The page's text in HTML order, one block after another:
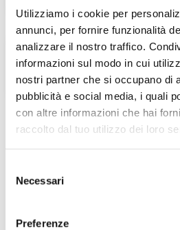
Utilizziamo i cookie per
annunci, per fornire funzionalità
analizzare il nostro traffico.
informazioni sul modo in cui
nostri partner che si occupano di
pubblicità e social media, i quali
con altre informazioni che hai
raccolto dal tuo utilizzo dei loro
delNecessari
Preferenze
ALTRI SERVIZI